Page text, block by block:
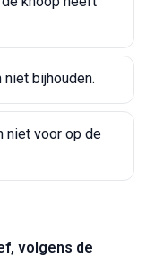
bijhouden.
niet voor op de
volgens de